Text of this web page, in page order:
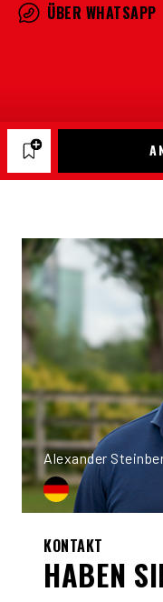
ÜBER WHATSAPP
Alexander
KONTAKT
HABEN